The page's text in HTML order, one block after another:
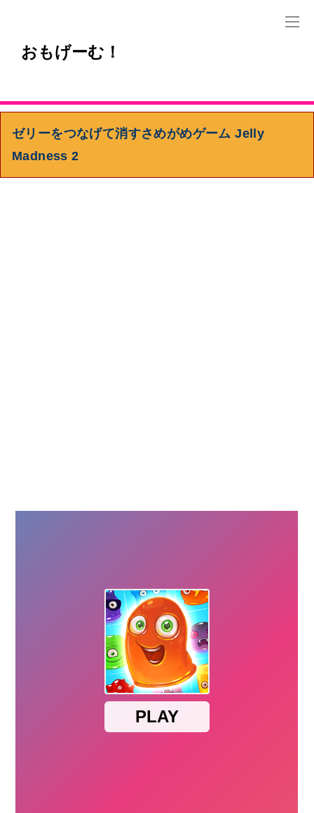
おもげーむ！
ゼリーをつなげて消すさめがめゲーム Jelly
Madness 2